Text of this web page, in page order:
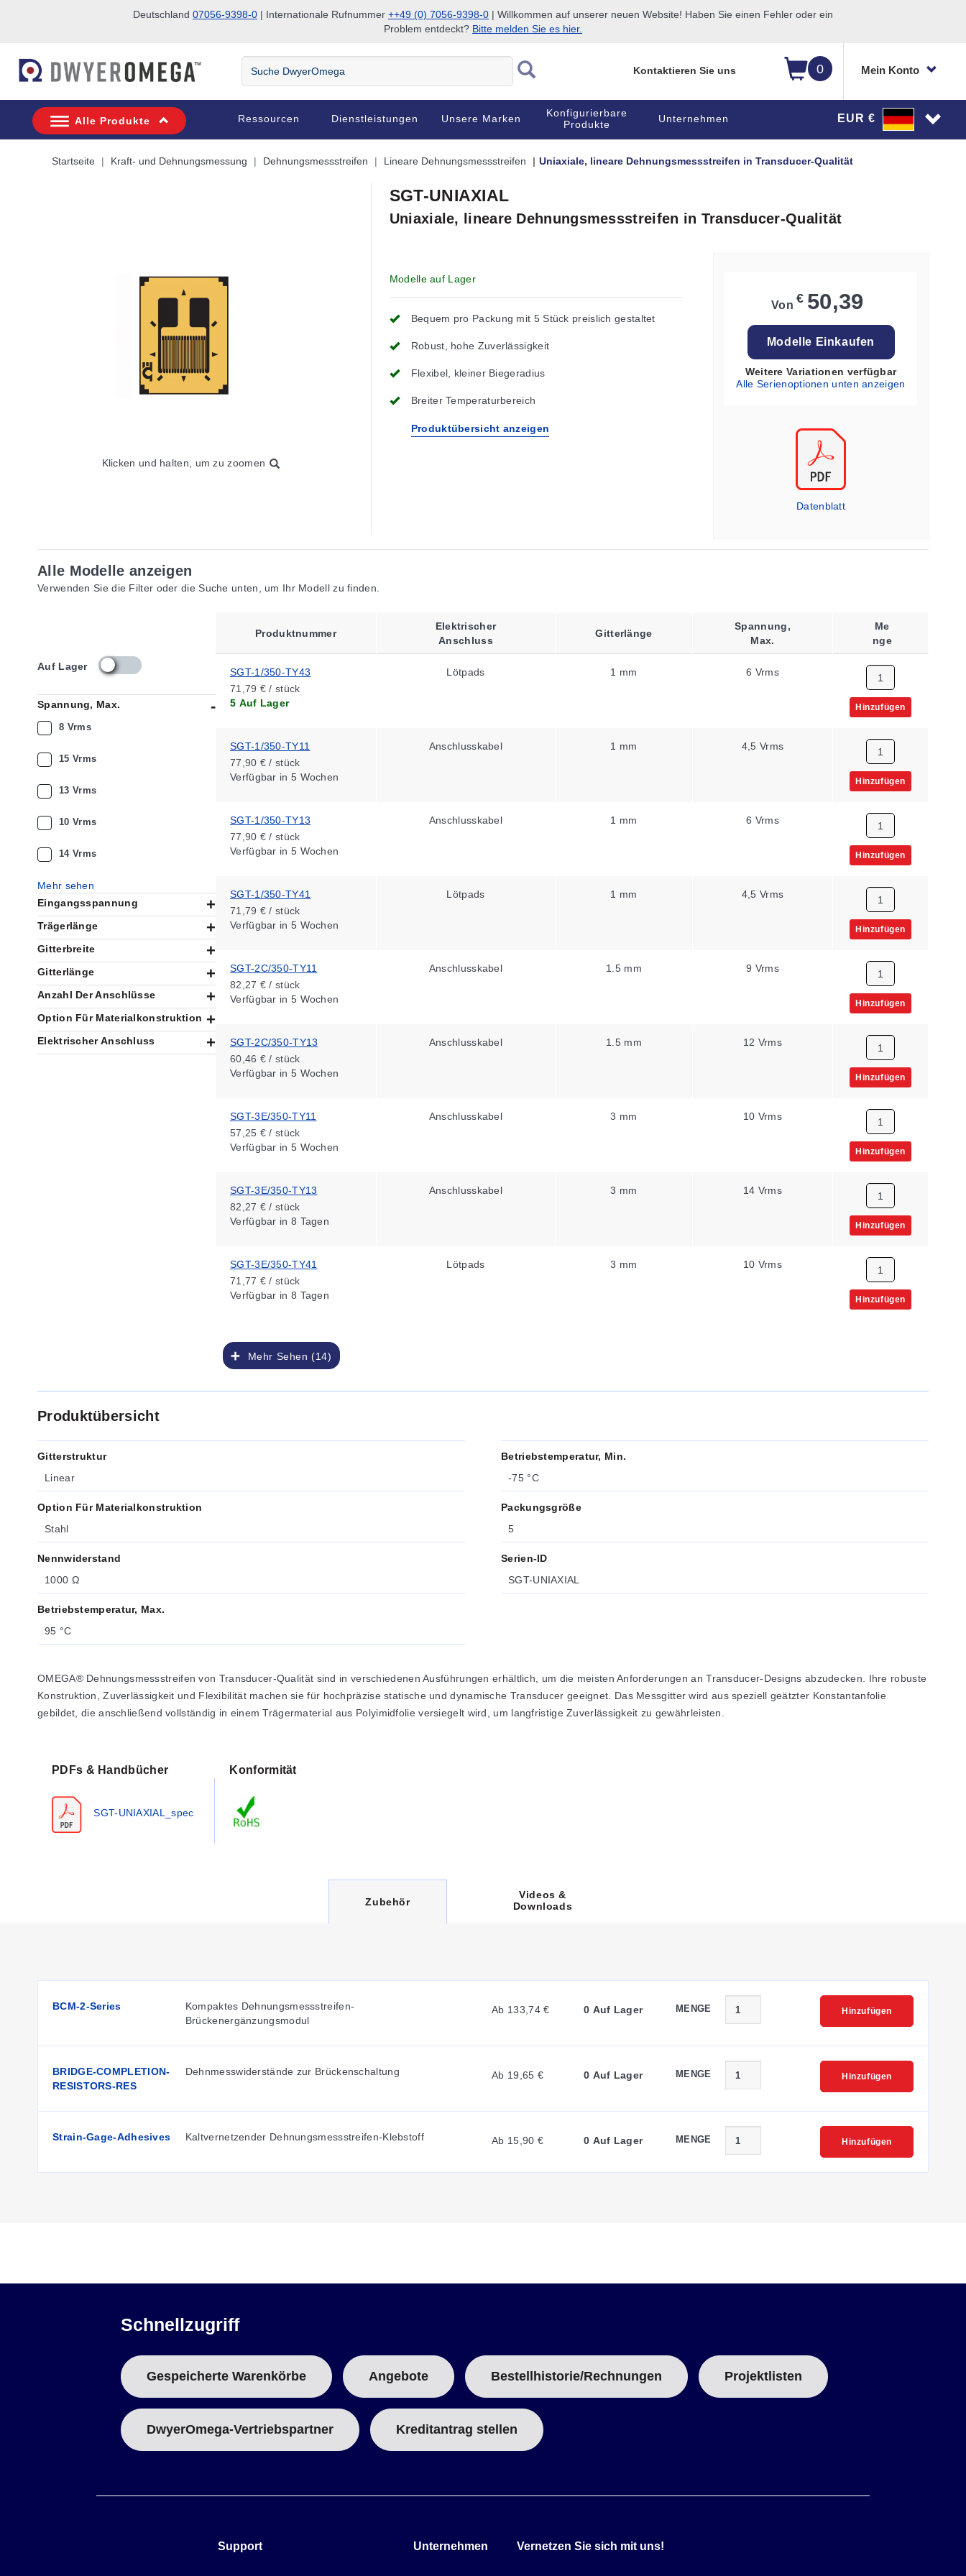
Deutschland 07056-9398-0 | Internationale Rufnummer ++49 (0) 7056-9398-0 | Willkommen auf unserer neuen Website! Haben Sie einen Fehler oder ein
Problem entdeckt? Bitte melden Sie es hier.
0 Mein Konto
Suche
DwyerOmega
Kontaktieren Sie uns
Alle Produkte Ressourcen Dienstleistungen Unsere Marken
Konfigurierbare
Produkte
Unternehmen EUR €
Startseite Kraft- und Dehnungsmessung Dehnungsmessstreifen Lineare Dehnungsmessstreifen Uniaxiale, lineare Dehnungsmessstreifen in Transducer-Qualität
Klicken und halten, um zu zoomen
SGT-UNIAXIAL
Uniaxiale, lineare Dehnungsmessstreifen in Transducer-Qualität
Modelle auf Lager
Bequem pro Packung mit 5 Stück preislich gestaltet
Robust, hohe Zuverlässigkeit
Flexibel, kleiner Biegeradius
Breiter Temperaturbereich
Produktübersicht anzeigen
Von € 50,39
Modelle Einkaufen
Weitere Variationen verfügbar
Alle Serienoptionen unten anzeigen
Datenblatt
Alle Modelle anzeigen
Verwenden Sie die Filter oder die Suche unten, um Ihr Modell zu finden.
Auf Lager
_
Spannung, Max.
8 Vrms
15 Vrms
13 Vrms
10 Vrms
14 Vrms
Mehr sehen
Eingangsspannung
Trägerlänge
Gitterbreite
Gitterlänge
Anzahl Der Anschlüsse
Option Für Materialkonstruktion
Elektrischer Anschluss
Mehr Sehen (14)
Produktnummer
Elektrischer
Anschluss
Gitterlänge
Spannung,
Max.
Me
Nge
SGT-1/350-TY43
71,79 € / stück
5 Auf Lager
Lötpads 1 mm 6 Vrms
Hinzufügen
SGT-1/350-TY11
77,90 € / stück
Verfügbar in 5 Wochen
Anschlusskabel 1 mm 4,5 Vrms
Hinzufügen
SGT-1/350-TY13
77,90 € / stück
Verfügbar in 5 Wochen
Anschlusskabel 1 mm 6 Vrms
Hinzufügen
SGT-1/350-TY41
71,79 € / stück
Verfügbar in 5 Wochen
Lötpads 1 mm 4,5 Vrms
Hinzufügen
SGT-2C/350-TY11
82,27 € / stück
Verfügbar in 5 Wochen
Anschlusskabel 1.5 mm 9 Vrms
Hinzufügen
SGT-2C/350-TY13
60,46 € / stück
Verfügbar in 5 Wochen
Anschlusskabel 1.5 mm 12 Vrms
Hinzufügen
SGT-3E/350-TY11
57,25 € / stück
Verfügbar in 5 Wochen
Anschlusskabel 3 mm 10 Vrms
Hinzufügen
SGT-3E/350-TY13
82,27 € / stück
Verfügbar in 8 Tagen
Anschlusskabel 3 mm 14 Vrms
Hinzufügen
SGT-3E/350-TY41
71,77 € / stück
Verfügbar in 8 Tagen
Lötpads 3 mm 10 Vrms
Hinzufügen
Produktübersicht
Gitterstruktur
Linear
Option Für Materialkonstruktion
Stahl
Nennwiderstand
1000 Ω
Betriebstemperatur, Max.
95 °C
Betriebstemperatur, Min.
-75 °C
Packungsgröße
5
Serien-ID
SGT-UNIAXIAL
OMEGA® Dehnungsmessstreifen von Transducer-Qualität sind in verschiedenen Ausführungen erhältlich, um die meisten Anforderungen an Transducer-Designs abzudecken. Ihre robuste
Konstruktion, Zuverlässigkeit und Flexibilität machen sie für hochpräzise statische und dynamische Transducer geeignet. Das Messgitter wird aus speziell geätzter Konstantanfolie
gebildet, die anschließend vollständig in einem Trägermaterial aus Polyimidfolie versiegelt wird, um langfristige Zuverlässigkeit zu gewährleisten.
PDFs & Handbücher
SGT-UNIAXIAL_spec
Konformität
C
E
Zubehör
Videos &
Downloads
BCM-2-Series
Kompaktes Dehnungsmessstreifen-
Brückenergänzungsmodul
Ab 133,74 € 0 Auf Lager MENGE Hinzufügen
BRIDGE-COMPLETION-
RESISTORS-RES
Dehnmesswiderstände zur Brückenschaltung Ab 19,65 € 0 Auf Lager MENGE Hinzufügen
Strain-Gage-Adhesives Kaltvernetzender Dehnungsmessstreifen-Klebstoff Ab 15,90 € 0 Auf Lager MENGE Hinzufügen
Schnellzugriff
Gespeicherte Warenkörbe Angebote Bestellhistorie/Rechnungen Projektlisten
DwyerOmega-Vertriebspartner Kreditantrag stellen
Support Unternehmen Vernetzen Sie sich mit uns!